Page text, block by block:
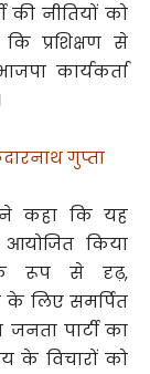
की नीतियों को
प्रशिक्षण से
कार्यकर्ता
गुप्ता
कहा कि यह
किया
रूप से दृढ़,
लिए समर्पित
पार्टी का
के विचारों को